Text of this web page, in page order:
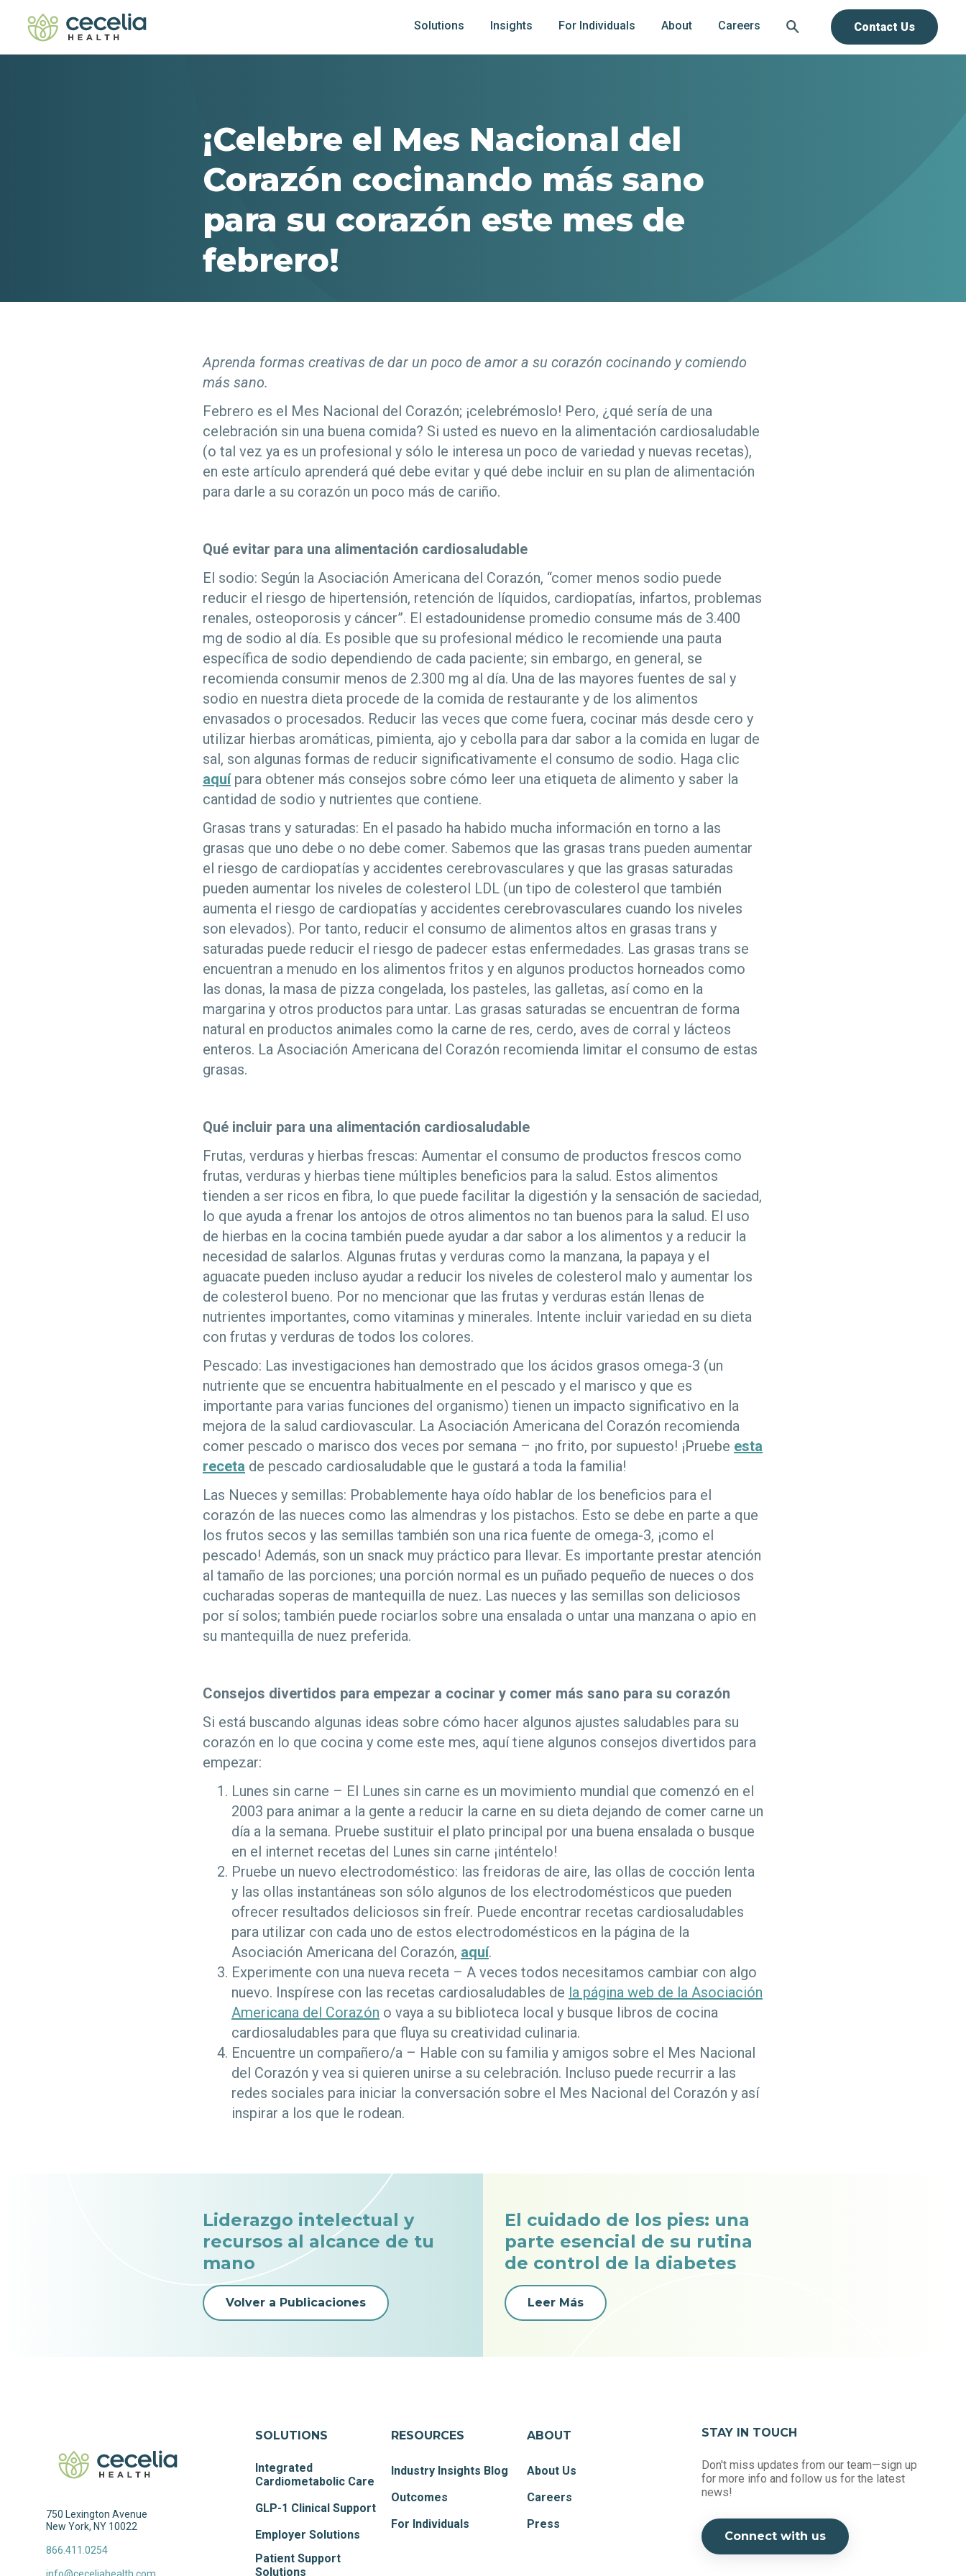
Solutions Insights For Individuals About Careers Contact Us
¡Celebre el Mes Nacional del
Corazón cocinando más sano
para su corazón este mes de
febrero!
Aprenda formas creativas de dar un poco de amor a su corazón cocinando y comiendo
más sano.
Febrero es el Mes Nacional del Corazón; ¡celebrémoslo! Pero, ¿qué sería de una
celebración sin una buena comida? Si usted es nuevo en la alimentación cardiosaludable
(o tal vez ya es un profesional y sólo le interesa un poco de variedad y nuevas recetas),
en este artículo aprenderá qué debe evitar y qué debe incluir en su plan de alimentación
para darle a su corazón un poco más de cariño.
Qué evitar para una alimentación cardiosaludable
El sodio: Según la Asociación Americana del Corazón, “comer menos sodio puede
reducir el riesgo de hipertensión, retención de líquidos, cardiopatías, infartos, problemas
renales, osteoporosis y cáncer”. El estadounidense promedio consume más de 3.400
mg de sodio al día. Es posible que su profesional médico le recomiende una pauta
específica de sodio dependiendo de cada paciente; sin embargo, en general, se
recomienda consumir menos de 2.300 mg al día. Una de las mayores fuentes de sal y
sodio en nuestra dieta procede de la comida de restaurante y de los alimentos
envasados o procesados. Reducir las veces que come fuera, cocinar más desde cero y
utilizar hierbas aromáticas, pimienta, ajo y cebolla para dar sabor a la comida en lugar de
sal, son algunas formas de reducir significativamente el consumo de sodio. Haga clic
aquípara obtener más consejos sobre cómo leer una etiqueta de alimento y saber la
cantidad de sodio y nutrientes que contiene.
Grasas trans y saturadas: En el pasado ha habido mucha información en torno a las
grasas que uno debe o no debe comer. Sabemos que las grasas trans pueden aumentar
el riesgo de cardiopatías y accidentes cerebrovasculares y que las grasas saturadas
pueden aumentar los niveles de colesterol LDL (un tipo de colesterol que también
aumenta el riesgo de cardiopatías y accidentes cerebrovasculares cuando los niveles
son elevados). Por tanto, reducir el consumo de alimentos altos en grasas trans y
saturadas puede reducir el riesgo de padecer estas enfermedades. Las grasas trans se
encuentran a menudo en los alimentos fritos y en algunos productos horneados como
las donas, la masa de pizza congelada, los pasteles, las galletas, así como en la
margarina y otros productos para untar. Las grasas saturadas se encuentran de forma
natural en productos animales como la carne de res, cerdo, aves de corral y lácteos
enteros. La Asociación Americana del Corazón recomienda limitar el consumo de estas
grasas.
Qué incluir para una alimentación cardiosaludable
Frutas, verduras y hierbas frescas: Aumentar el consumo de productos frescos como
frutas, verduras y hierbas tiene múltiples beneficios para la salud. Estos alimentos
tienden a ser ricos en fibra, lo que puede facilitar la digestión y la sensación de saciedad,
lo que ayuda a frenar los antojos de otros alimentos no tan buenos para la salud. El uso
de hierbas en la cocina también puede ayudar a dar sabor a los alimentos y a reducir la
necesidad de salarlos. Algunas frutas y verduras como la manzana, la papaya y el
aguacate pueden incluso ayudar a reducir los niveles de colesterol malo y aumentar los
de colesterol bueno. Por no mencionar que las frutas y verduras están llenas de
nutrientes importantes, como vitaminas y minerales. Intente incluir variedad en su dieta
con frutas y verduras de todos los colores.
Pescado: Las investigaciones han demostrado que los ácidos grasos omega-3 (un
nutriente que se encuentra habitualmente en el pescado y el marisco y que es
importante para varias funciones del organismo) tienen un impacto significativo en la
mejora de la salud cardiovascular. La Asociación Americana del Corazón recomienda
comer pescado o marisco dos veces por semana – ¡no frito, por supuesto! ¡Pruebe esta
receta de pescado cardiosaludable que le gustará a toda la familia!
Las Nueces y semillas: Probablemente haya oído hablar de los beneficios para el
corazón de las nueces como las almendras y los pistachos. Esto se debe en parte a que
los frutos secos y las semillas también son una rica fuente de omega-3, ¡como el
pescado! Además, son un snack muy práctico para llevar. Es importante prestar atención
al tamaño de las porciones; una porción normal es un puñado pequeño de nueces o dos
cucharadas soperas de mantequilla de nuez. Las nueces y las semillas son deliciosos
por sí solos; también puede rociarlos sobre una ensalada o untar una manzana o apio en
su mantequilla de nuez preferida.
Consejos divertidos para empezar a cocinar y comer más sano para su corazón
Si está buscando algunas ideas sobre cómo hacer algunos ajustes saludables para su
corazón en lo que cocina y come este mes, aquí tiene algunos consejos divertidos para
empezar:
Lunes sin carne – El Lunes sin carne es un movimiento mundial que comenzó en el
2003 para animar a la gente a reducir la carne en su dieta dejando de comer carne un
día a la semana. Pruebe sustituir el plato principal por una buena ensalada o busque
en el internet recetas del Lunes sin carne ¡inténtelo!
Pruebe un nuevo electrodoméstico: las freidoras de aire, las ollas de cocción lenta
y las ollas instantáneas son sólo algunos de los electrodomésticos que pueden
ofrecer resultados deliciosos sin freír. Puede encontrar recetas cardiosaludables
para utilizar con cada uno de estos electrodomésticos en la página de la
Asociación Americana del Corazón, aquí.
Experimente con una nueva receta – A veces todos necesitamos cambiar con algo
nuevo. Inspírese con las recetas cardiosaludables de la página web de la Asociación
Americana del Corazón o vaya a su biblioteca local y busque libros de cocina
cardiosaludables para que fluya su creatividad culinaria.
Encuentre un compañero/a – Hable con su familia y amigos sobre el Mes Nacional
del Corazón y vea si quieren unirse a su celebración. Incluso puede recurrir a las
redes sociales para iniciar la conversación sobre el Mes Nacional del Corazón y así
inspirar a los que le rodean.
Liderazgo intelectual y
recursos al alcance de tu
mano
Volver a Publicaciones
El cuidado de los pies: una
parte esencial de su rutina
de control de la diabetes
Leer Más
750 Lexington Avenue
New York, NY 10022
866.411.0254
SOLUTIONS
Integrated
Cardiometabolic Care
GLP-1 Clinical Support
Employer Solutions
Patient Support
Solutions
RESOURCES
Industry Insights Blog
Outcomes
For Individuals
ABOUT
About Us
Careers
Press
STAY IN TOUCH
Don't miss updates from our team—sign up
for more info and follow us for the latest
news!
Connect with us